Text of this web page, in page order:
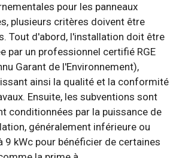
pour les panneaux
plusieurs critères doivent être
Tout d'abord, l'installation doit être
par un professionnel certifié RGE
Garant de l'Environnement),
ainsi la qualité et la conformité
Ensuite, les subventions sont
conditionnées par la puissance de
généralement inférieure ou
9 kWc pour bénéficier de certaines